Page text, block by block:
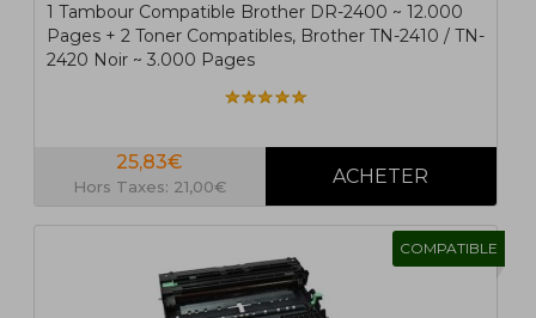
1 Tambour Compatible Brother DR-2400 ~ 12.000
Pages + 2 Toner Compatibles, Brother TN-2410 / TN-
2420 Noir ~ 3.000 Pages
25,83€
Hors Taxes: 21,00€
COMPATIBLE